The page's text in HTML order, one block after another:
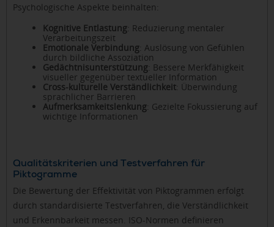
Psychologische Aspekte beinhalten:
Kognitive Entlastung: Reduzierung mentaler
Verarbeitungszeit
Emotionale Verbindung: Auslösung von Gefühlen
durch bildliche Assoziation
Gedächtnisunterstützung: Bessere Merkfähigkeit
visueller gegenüber textueller Information
Cross-kulturelle Verständlichkeit: Überwindung
sprachlicher Barrieren
Aufmerksamkeitslenkung: Gezielte Fokussierung auf
wichtige Informationen
Qualitätskriterien und Testverfahren für
Piktogramme
Die Bewertung der Effektivität von Piktogrammen erfolgt
durch standardisierte Testverfahren, die Verständlichkeit
und Erkennbarkeit messen. ISO-Normen definieren